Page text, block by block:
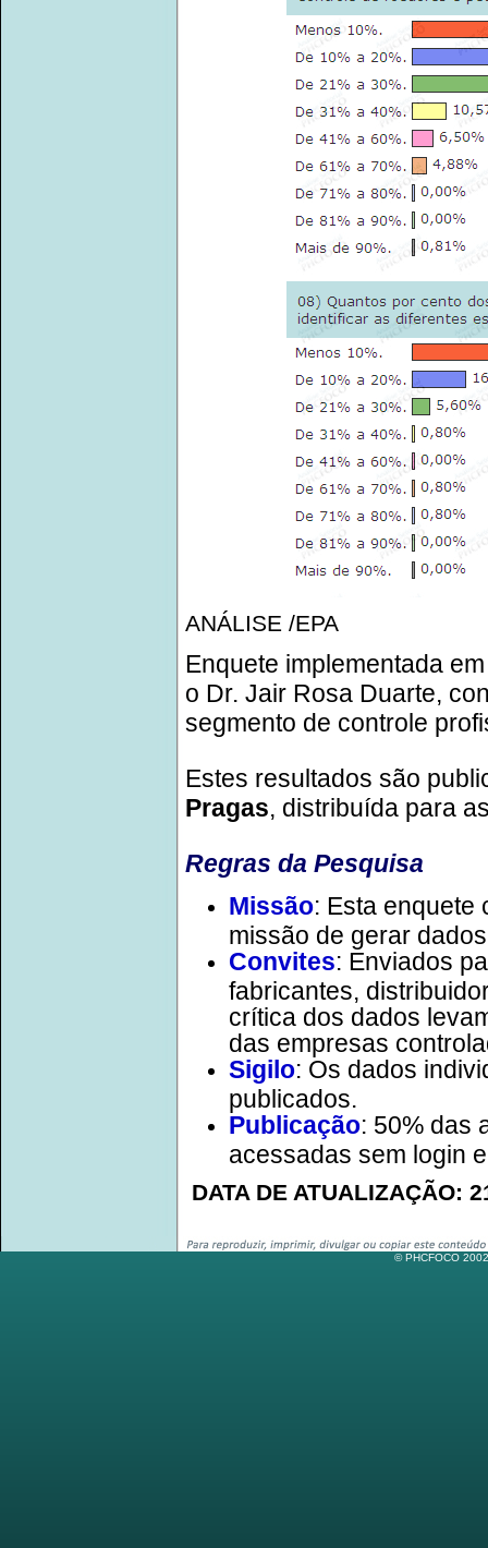
ANÁLISE /EPA
Enquete implementada
o Dr. Jair Rosa Duarte,
segmento de controle
Estes resultados são
Pragas, distribuída para
Regras da Pesquisa
Missão: Esta enquete
missão de gerar
Convites: Enviados
fabricantes,
crítica dos dados
das empresas
Sigilo: Os dados
publicados.
Publicação: 50% das
acessadas sem login
DATA DE ATUALIZAÇÃO:
© PHCFOCO